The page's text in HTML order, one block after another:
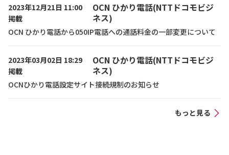
2023年12月21日 11:00
掲載
OCN ひかり電話(NTTドコモビジ
ネス)
OCN ひかり電話から050IP電話への通話料金の一部変更について
2023年03月02日 18:29
掲載
OCN ひかり電話(NTTドコモビジ
ネス)
OCNひかり電話設定サイト接続規制のお知らせ
もっと見る